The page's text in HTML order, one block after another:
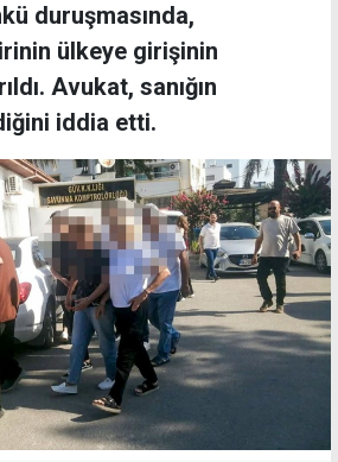
duruşmasında,
ülkeye girişinin
Avukat, sanığın
iddia etti.